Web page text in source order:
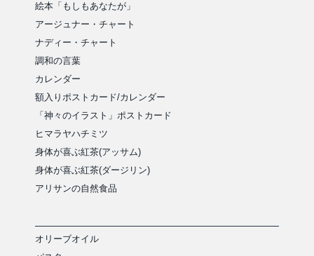
絵本「もしもあなたが」
アージュナー・チャート
ナディー・チャート
調和の言葉
カレンダー
額入りポストカード/カレンダー
「神々のイラスト」ポストカード
ヒマラヤハチミツ
身体が喜ぶ紅茶(アッサム)
身体が喜ぶ紅茶(ダージリン)
アリサンの自然食品
オリーブオイル